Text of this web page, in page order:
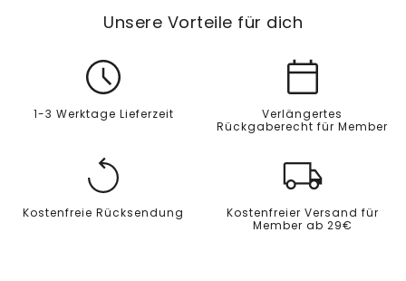
Unsere Vorteile für dich
1-3 Werktage Lieferzeit
Verlängertes
Rückgaberecht für Member
Kostenfreie Rücksendung
Kostenfreier Versand für
Member ab 29€